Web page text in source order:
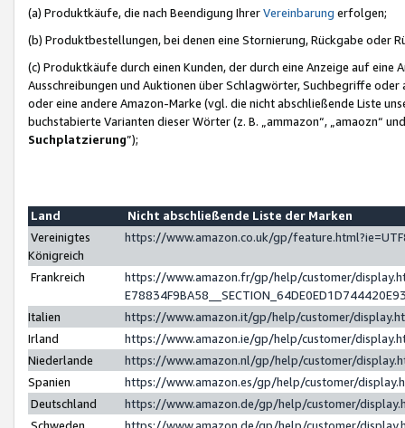
(a) Produktkäufe, die nach Beendigung IhrerVereinbarung erfolgen;
(b) Produktbestellungen, bei denen eine Stornierung, Rückgabe oder
(c) Produktkäufe durch einen Kunden, der durch eine Anzeige auf
Ausschreibungen und Auktionen über Schlagwörter, Suchbegriffe
oder eine andere Amazon-Marke (vgl. die nicht abschließende Liste
buchstabierte Varianten dieser Wörter (z. B. „ammazon“, „amaozn“
Suchplatzierung”);
Land
Nicht abschließende Liste der Marken
Vereinigtes
Königreich
https://www.amazon.co.uk/gp/
Frankreich
https://www.amazon.fr/gp/help/customer/
Italien
https://www.amazon.it/gp/help/customer/
Irland
https://www.amazon.ie/gp/help/customer/
Niederlande
https://www.amazon.nl/gp/help/customer/
Spanien
https://www.amazon.es/gp/help/customer/
Deutschland
https://www.amazon.de/gp/help/customer/
Schweden
https://www.amazon.de/gp/help/customer/